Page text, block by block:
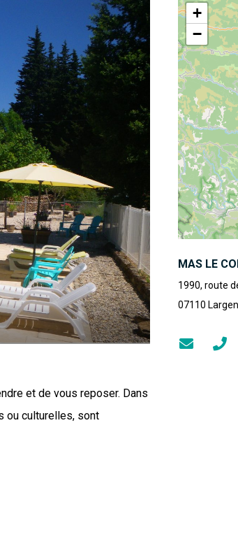
et de vous reposer. Dans
ou culturelles, sont
est situé en Ardèche, à
+
−
MAS LE
1990, route
07110